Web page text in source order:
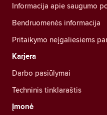
Informacija apie saugumo
Bendruomenės informacija
Pritaikymo neįgaliesiems
Karjera
Darbo pasiūlymai
Techninis tinklaraštis
Įmonė